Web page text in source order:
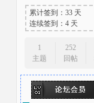
累计签到：33 天
连续签到：4 天
1
主题
252
回帖